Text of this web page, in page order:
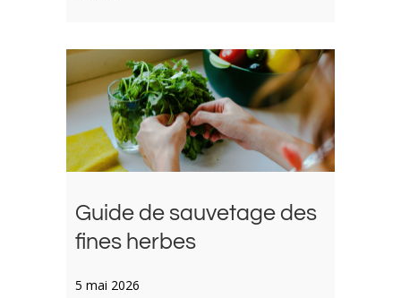
Guide de sauvetage des
fines herbes
5 mai 2026